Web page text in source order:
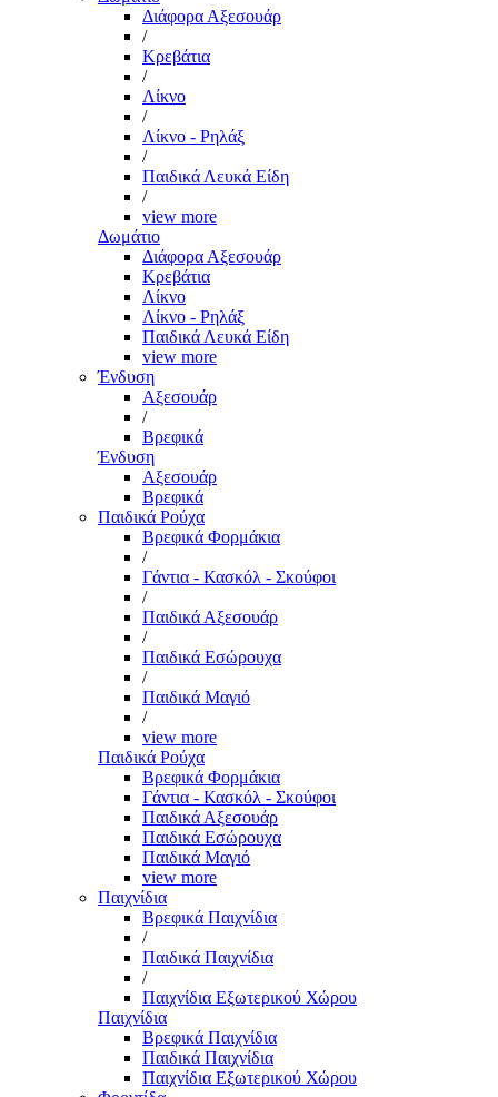
Διάφορα Αξεσουάρ
/
Κρεβάτια
/
Λίκνο
/
Λίκνο - Ρηλάξ
/
Παιδικά Λευκά Είδη
/
view more
Δωμάτιο
Διάφορα Αξεσουάρ
Κρεβάτια
Λίκνο
Λίκνο - Ρηλάξ
Παιδικά Λευκά Είδη
view more
Ένδυση
Αξεσουάρ
/
Βρεφικά
Ένδυση
Αξεσουάρ
Βρεφικά
Παιδικά Ρούχα
Βρεφικά Φορμάκια
/
Γάντια - Κασκόλ - Σκούφοι
/
Παιδικά Αξεσουάρ
/
Παιδικά Εσώρουχα
/
Παιδικά Μαγιό
/
view more
Παιδικά Ρούχα
Βρεφικά Φορμάκια
Γάντια - Κασκόλ - Σκούφοι
Παιδικά Αξεσουάρ
Παιδικά Εσώρουχα
Παιδικά Μαγιό
view more
Παιχνίδια
Βρεφικά Παιχνίδια
/
Παιδικά Παιχνίδια
/
Παιχνίδια Εξωτερικού Χώρου
Παιχνίδια
Βρεφικά Παιχνίδια
Παιδικά Παιχνίδια
Παιχνίδια Εξωτερικού Χώρου